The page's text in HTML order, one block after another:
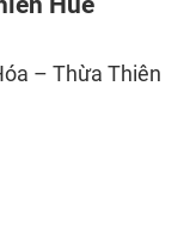
– Thừa Thiên